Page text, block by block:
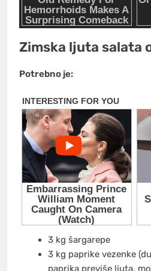
Zimska ljuta salata
Potrebno je:
3 kg šargarepe
3 kg paprike vezenke
paprika previše ljuta,